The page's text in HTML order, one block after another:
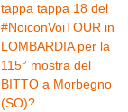
tappa tappa 18 del
#NoiconVoiTOUR in
LOMBARDIA per la
115° mostra del
BITTO a Morbegno
(SO)?